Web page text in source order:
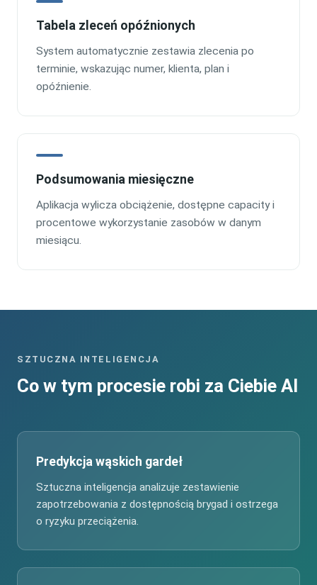
Tabela zleceń opóźnionych
System automatycznie zestawia zlecenia po
terminie, wskazując numer, klienta, plan i
opóźnienie.
Podsumowania miesięczne
Aplikacja wylicza obciążenie, dostępne capacity i
procentowe wykorzystanie zasobów w danym
miesiącu.
SZTUCZNA INTELIGENCJA
Co w tym procesie robi za Ciebie AI
Predykcja wąskich gardeł
Sztuczna inteligencja analizuje zestawienie
zapotrzebowania z dostępnością brygad i ostrzega
o ryzyku przeciążenia.